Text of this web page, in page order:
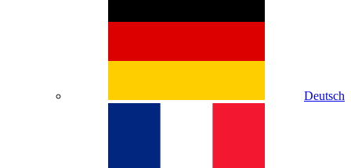
Deutsch